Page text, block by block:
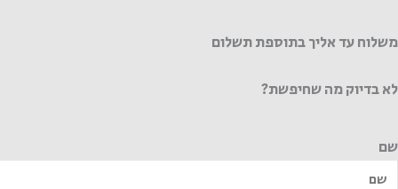
משלוח עד אליך בתוספת תשלום
לא בדיוק מה שחיפשת?
שם